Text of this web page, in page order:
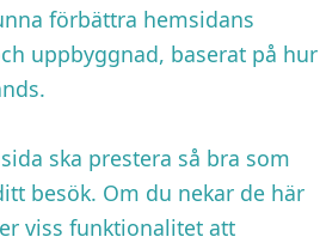
förbättra hemsidans
uppbyggnad, baserat på hur
ska prestera så bra som
besök. Om du nekar de här
viss funktionalitet att